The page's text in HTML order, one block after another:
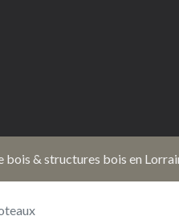
bois & structures bois en